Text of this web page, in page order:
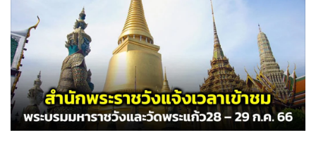
MGR Live
• Infographic
• การเมือง
• ท่องเที่ยว
• กีฬา
• ต่างประเทศ